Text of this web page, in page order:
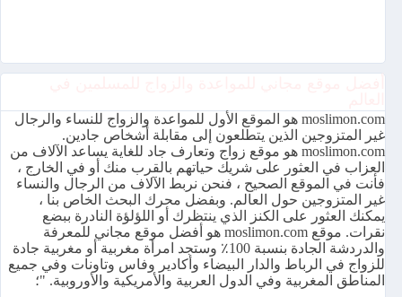
moslimon.com هو الموقع الأول للمواعدة والزواج للنساء والرجال
غير المتزوجين الذين يتطلعون إلى مقابلة أشخاص جادين.
moslimon.com هو موقع زواج وتعارف جاد للغاية يساعد الآلاف من
العزاب في العثور على شريك حياتهم بالقرب منك أو في الخارج ،
فأنت في الموقع الصحيح ، فنحن نربط الآلاف من الرجال والنساء
غير المتزوجين حول العالم. وبفضل محرك البحث الخاص بنا ،
يمكنك العثور على الكنز الذي ينتظرك أو اللؤلؤة النادرة ببضع
نقرات. موقع moslimon.com هو أفضل موقع مجاني للمعرفة
والدردشة الجادة بنسبة 100٪ وستجد امرأة مغربية أو مغربية جادة
للزواج في الرباط والدار البيضاء وأكادير وفاس وتاونات وفي جميع
المناطق المغربية وفي الدول العربية والأمريكية والأوروبية. "؛